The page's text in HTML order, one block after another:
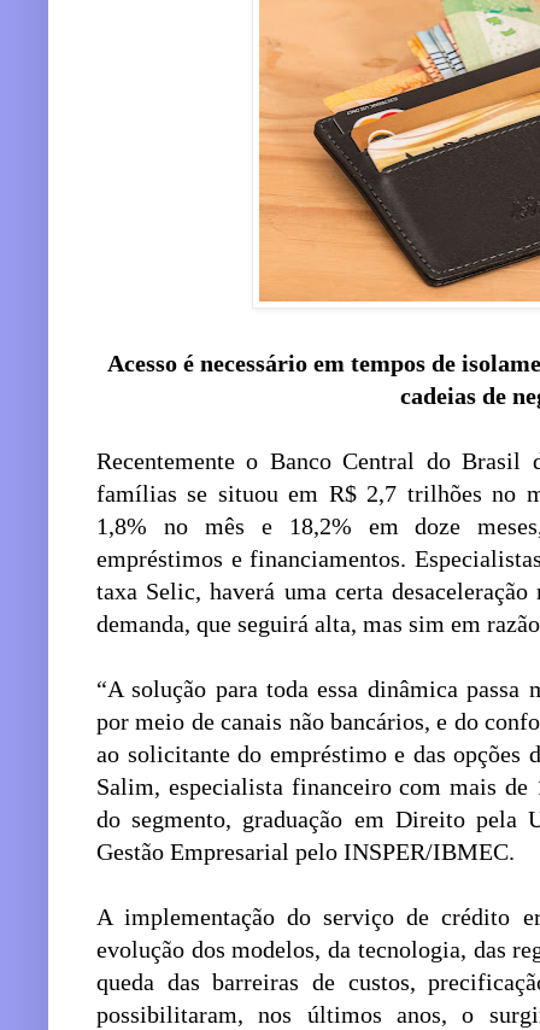
Acesso é necessário em tempos de
cadeias de
Recentemente o Banco Central do
famílias se situou em R$ 2,7 trilhões no
1,8% no mês e 18,2% em doze
empréstimos e financiamentos.
taxa Selic, haverá uma certa
demanda, que seguirá alta, mas sim em
“A solução para toda essa dinâmica
por meio de canais não bancários, e do
ao solicitante do empréstimo e das opções
Salim, especialista financeiro com mais de
do segmento, graduação em Direito pela
Gestão Empresarial pelo INSPER/IBMEC.
A implementação do serviço de crédito
evolução dos modelos, da tecnologia, das
queda das barreiras de custos,
possibilitaram, nos últimos anos, o